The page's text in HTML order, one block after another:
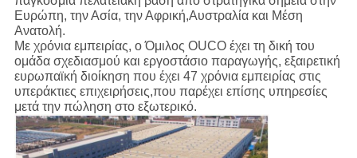
Ευρώπη, την Ασία, την Αφρική,Αυστραλία και Μέση
Ανατολή.
Με χρόνια εμπειρίας, ο Όμιλος OUCO έχει τη δική του
ομάδα σχεδιασμού και εργοστάσιο παραγωγής, εξαιρετική
ευρωπαϊκή διοίκηση που έχει 47 χρόνια εμπειρίας στις
υπεράκτιες επιχειρήσεις,που παρέχει επίσης υπηρεσίες
μετά την πώληση στο εξωτερικό.